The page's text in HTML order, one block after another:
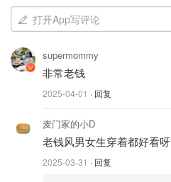
打开App写评论
supermommy
非常老钱
2025-04-01 · 回复
麦门家的小D
老钱风男女生穿着都好看呀
2025-03-31 · 回复